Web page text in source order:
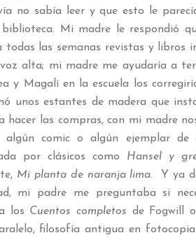
no sabía leer y que esto le
biblioteca. Mi madre le respondió
todas las semanas revistas y libros
alta; mi madre me ayudaría a
y Magalí en la escuela los
unos estantes de madera que
hacer las compras, con mi madre
algún comic o algún ejemplar de
por clásicos como Hansel y
Mi planta de naranja lima. Y ya
mi padre me preguntaba si
los Cuentos completos de Fogwill o
filosofía antigua en